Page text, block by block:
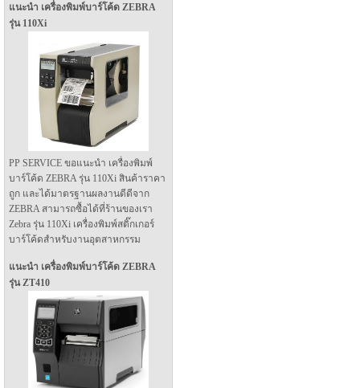
แนะนำ เครื่องพิมพ์บาร์โค้ด ZEBRA
รุ่น 110Xi
PP SERVICE ขอแนะนำ เครื่องพิมพ์
บาร์โค้ด ZEBRA รุ่น 110Xi สินค้าราคา
ถูก และได้มาตรฐานผลงานดีดีจาก
ZEBRA สามารถซื้อได้ที่ร้านของเรา
Zebra รุ่น 110Xi เครื่องพิมพ์สติ๊กเกอร์
บาร์โค้ดสำหรับงานอุตสาหกรรม
แนะนำ เครื่องพิมพ์บาร์โค้ด ZEBRA
รุ่น ZT410